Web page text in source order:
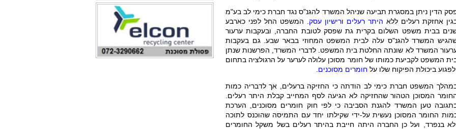
הדין ניתן במסגרת תביעה שניהל המשרד להגנ"ס נגד חברת כימי לב בע"מ
אחזקת רעלים ללא היתר רעלים ורישיון עסק . המשפט החל לפני כארבע
בבית משפט השלום בקרית גת שפסק לטובת החברה, ובעקבות ערעור
המשרד להגנ"ס עלה לבית המשפט המחוזי בבאר שבע. גם בעקבות
המשרד לא שונתה החלטת בית המשפט. לדברי המשרד, הפרשנות שנתן
המשפט לקביעת כמותו של חומר מסוכן עלולה לערער על הרגולציה בתחום
ביכולת הפיקוח שלו על חומרים מסוכנים
המשפט חברת כימי לב הודתה כי החזיקה ברעלים, אך לדבריה כמות
המסוכן הטהור שהחזיקה לא הגיעה לסף המחייב קבלת היתר רעלים.
טען המשרד להגנת הסביבה כי לפי חוק חומרים מסוכנים, הערכת
החומר המסוכן נעשית על-ידי שקילתו יחד עם התמיסה שהוכנס לתוכה
בנפרד, ועל כן החברה היתה חייבת בהיתר רעלים בשל משקל החומרים